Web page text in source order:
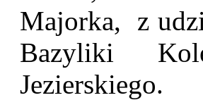
Majorka, z
Bazyliki
Jezierskiego.